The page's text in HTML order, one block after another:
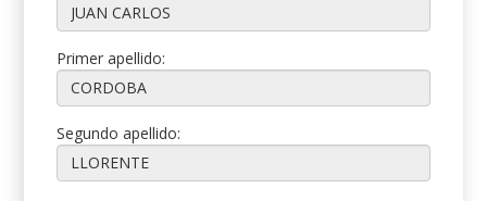
Primer apellido:
Segundo apellido: